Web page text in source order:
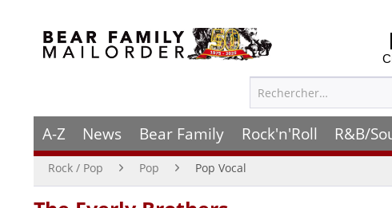
A-Z News Bear Family Rock'n'Roll R&B/
Rock / Pop Pop Pop Vocal